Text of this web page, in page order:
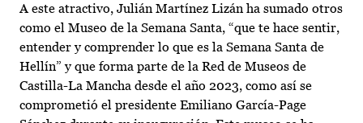
A este atractivo, Julián Martínez Lizán ha sumado otros
como el Museo de la Semana Santa, “que te hace sentir,
entender y comprender lo que es la Semana Santa de
Hellín” y que forma parte de la Red de Museos de
Castilla-La Mancha desde el año 2023, como así se
comprometió el presidente Emiliano García-Page